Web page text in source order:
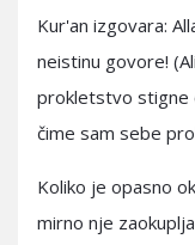
Kur'an izgovara:
neistinu govore!
prokletstvo stigne
čime sam sebe
Koliko je opasno
mirno nje